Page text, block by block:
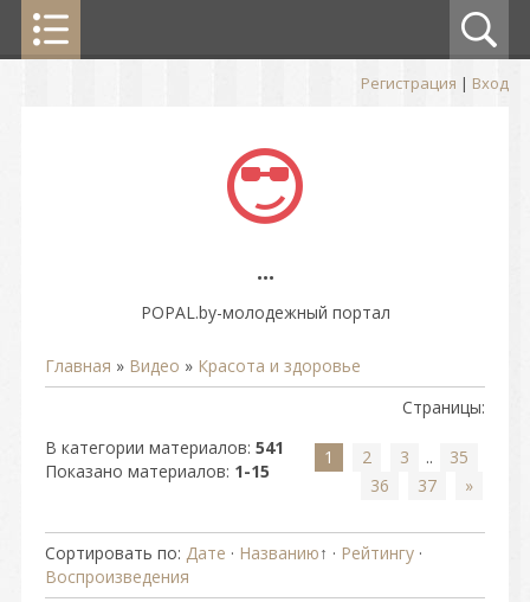
Регистрация | Вход
...
POPAL.by-молодежный портал
Главная » Видео » Красота и здоровье
В категории материалов: 541
Показано материалов: 1-15
Страницы:
1 2 3 ..
35
36
37 »
Сортировать по: Дате · Названию↑ · Рейтингу ·
Воспроизведения